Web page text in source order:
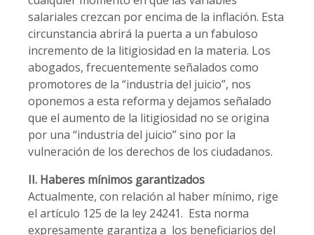
salariales crezcan por encima de la inflación. Esta
circunstancia abrirá la puerta a un fabuloso
incremento de la litigiosidad en la materia. Los
abogados, frecuentemente señalados como
promotores de la “industria del juicio”, nos
oponemos a esta reforma y dejamos señalado
que el aumento de la litigiosidad no se origina
por una “industria del juicio” sino por la
vulneración de los derechos de los ciudadanos.
II. Haberes mínimos garantizados
Actualmente, con relación al haber mínimo, rige
el artículo 125 de la ley 24241. Esta norma
expresamente garantiza a los beneficiarios del